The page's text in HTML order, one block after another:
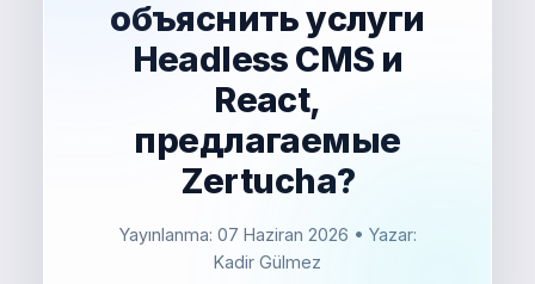
объяснить услуги
Headless CMS и
React,
предлагаемые
Zertucha?
Yayınlanma: 07 Haziran 2026 • Yazar:
Kadir Gülmez